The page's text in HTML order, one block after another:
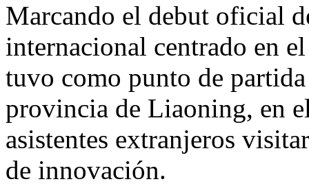
Marcando el debut oficial
internacional centrado en
tuvo como punto de
provincia de Liaoning, en
asistentes extranjeros
de innovación.